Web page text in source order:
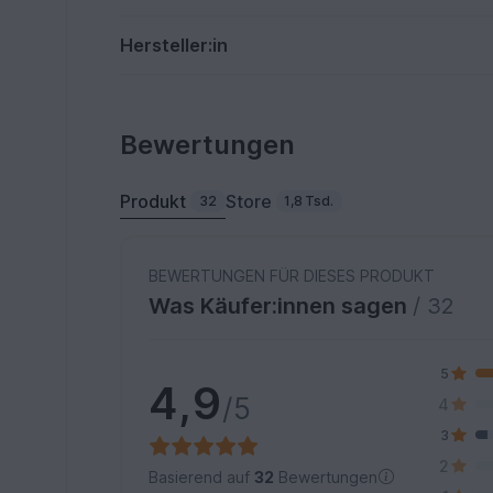
Hersteller:in
Bewertungen
Produkt 32 Store 1,8 Tsd.
BEWERTUNGEN FÜR DIESES PRODUKT
Was Käufer:innen sagen / 32
4,9/5
Basierend auf 32 Bewertungen
5
4
3
2